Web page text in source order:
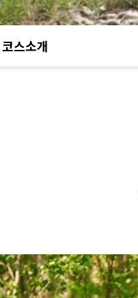
코스소개